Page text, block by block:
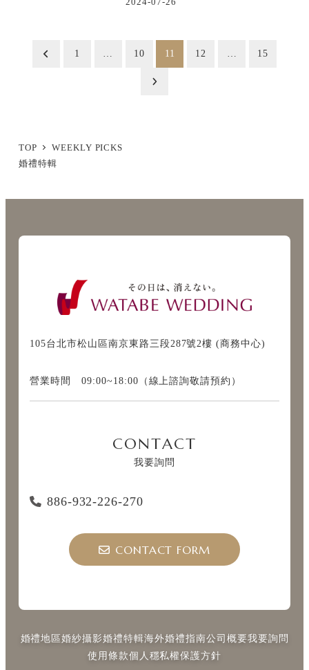
2024-07-26
ー
ジ
1 10 11 12 15
TOP
WEEKLY PICKS
婚禮特輯
105台北市松山區南京東路三段287號2樓 (商務中心)
營業時間 09:00~18:00（線上諮詢敬請預約）
CONTACT
我要詢問
886-932-226-270
CONTACT FORM
婚禮地區婚紗攝影婚禮特輯海外婚禮指南公司概要我要詢問
使用條款個人穩私權保護方針